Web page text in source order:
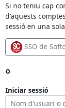
Si no teniu cap
d'aquests
sessió en una
SSO de
o
Iniciar sessió